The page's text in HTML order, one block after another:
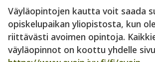
Väyläopintojen kautta voit saada
opiskelupaikan yliopistosta, kun
riittävästi avoimen opintoja.
väyläopinnot on koottu yhdelle